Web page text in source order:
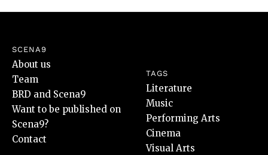
SCENA9
About us
Team
BRD and Scena9
Want to be published on
Scena9?
Contact
TAGS
Literature
Music
Performing Arts
Cinema
Visual Arts